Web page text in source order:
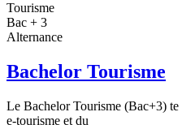
Tourisme
Bac + 3
Alternance
Bachelor Tourisme
Le Bachelor Tourisme (Bac+3)
e-tourisme et du